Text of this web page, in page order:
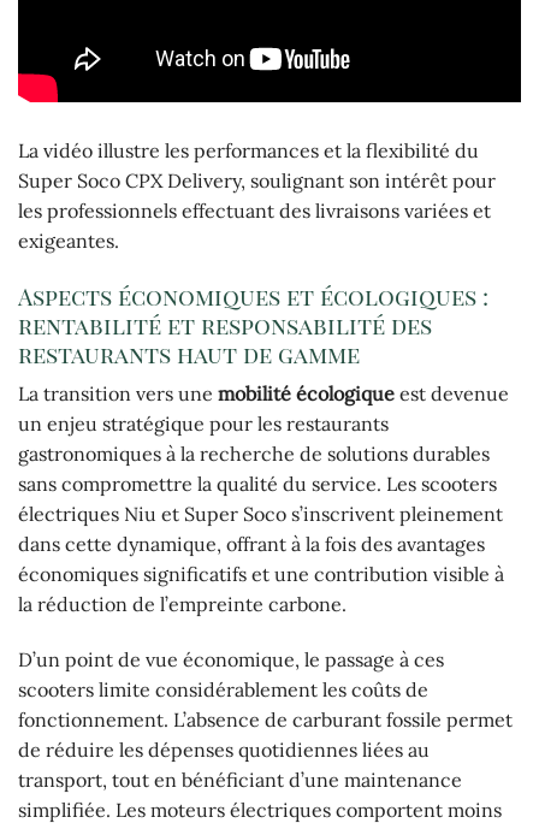
La vidéo illustre les performances et la flexibilité du
Super Soco CPX Delivery, soulignant son intérêt pour
les professionnels effectuant des livraisons variées et
exigeantes.
Aspects économiques et écologiques :
rentabilité et responsabilité des
restaurants haut de gamme
La transition vers une mobilité écologique est devenue
un enjeu stratégique pour les restaurants
gastronomiques à la recherche de solutions durables
sans compromettre la qualité du service. Les scooters
électriques Niu et Super Soco s’inscrivent pleinement
dans cette dynamique, offrant à la fois des avantages
économiques significatifs et une contribution visible à
la réduction de l’empreinte carbone.
D’un point de vue économique, le passage à ces
scooters limite considérablement les coûts de
fonctionnement. L’absence de carburant fossile permet
de réduire les dépenses quotidiennes liées au
transport, tout en bénéficiant d’une maintenance
simplifiée. Les moteurs électriques comportent moins